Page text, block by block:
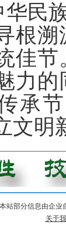
华民
根
佳
力
承
文明
本站部分信息由企业
关于